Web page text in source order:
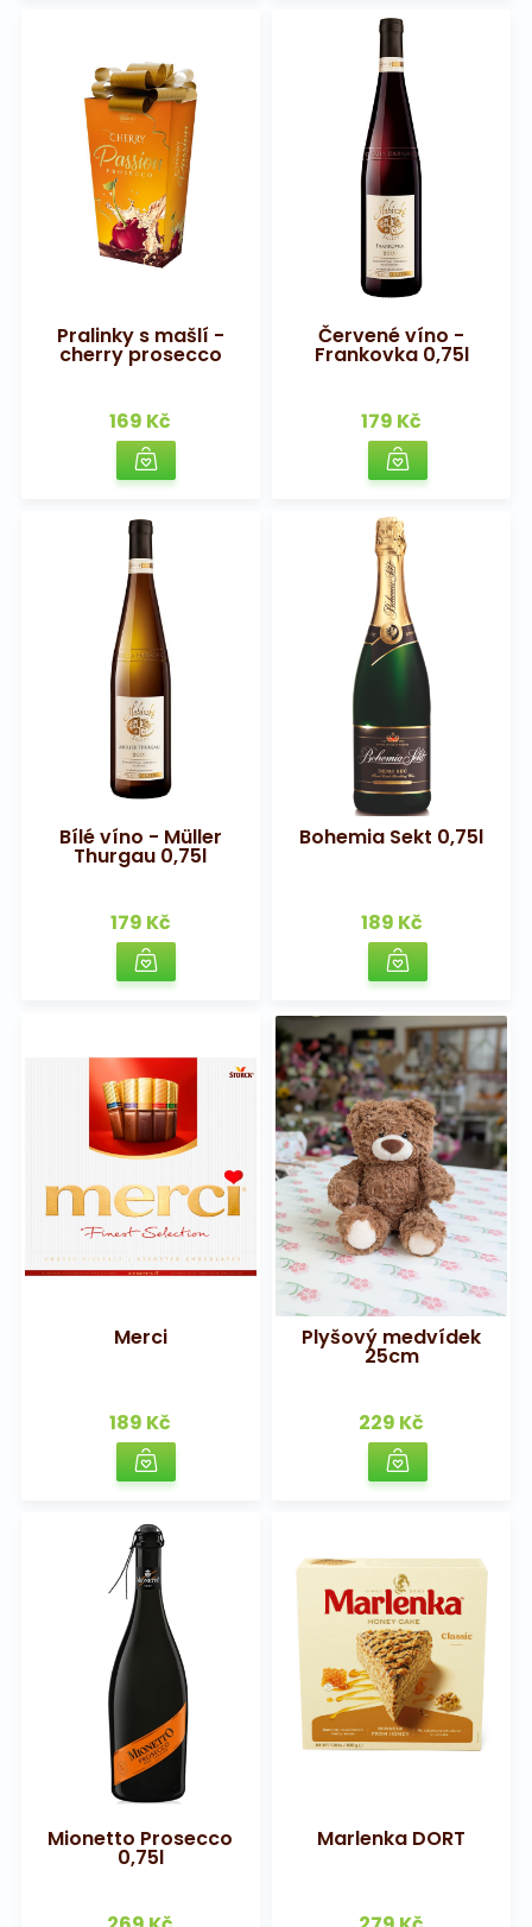
Pralinky s mašlí -
cherry prosecco
169 Kč
Červené víno -
Frankovka 0,75l
179 Kč
Bílé víno - Müller
Thurgau 0,75l
179 Kč
Bohemia Sekt 0,75l
189 Kč
Merci
189 Kč
Plyšový medvídek
25cm
229 Kč
Mionetto Prosecco
0,75l
Marlenka DORT